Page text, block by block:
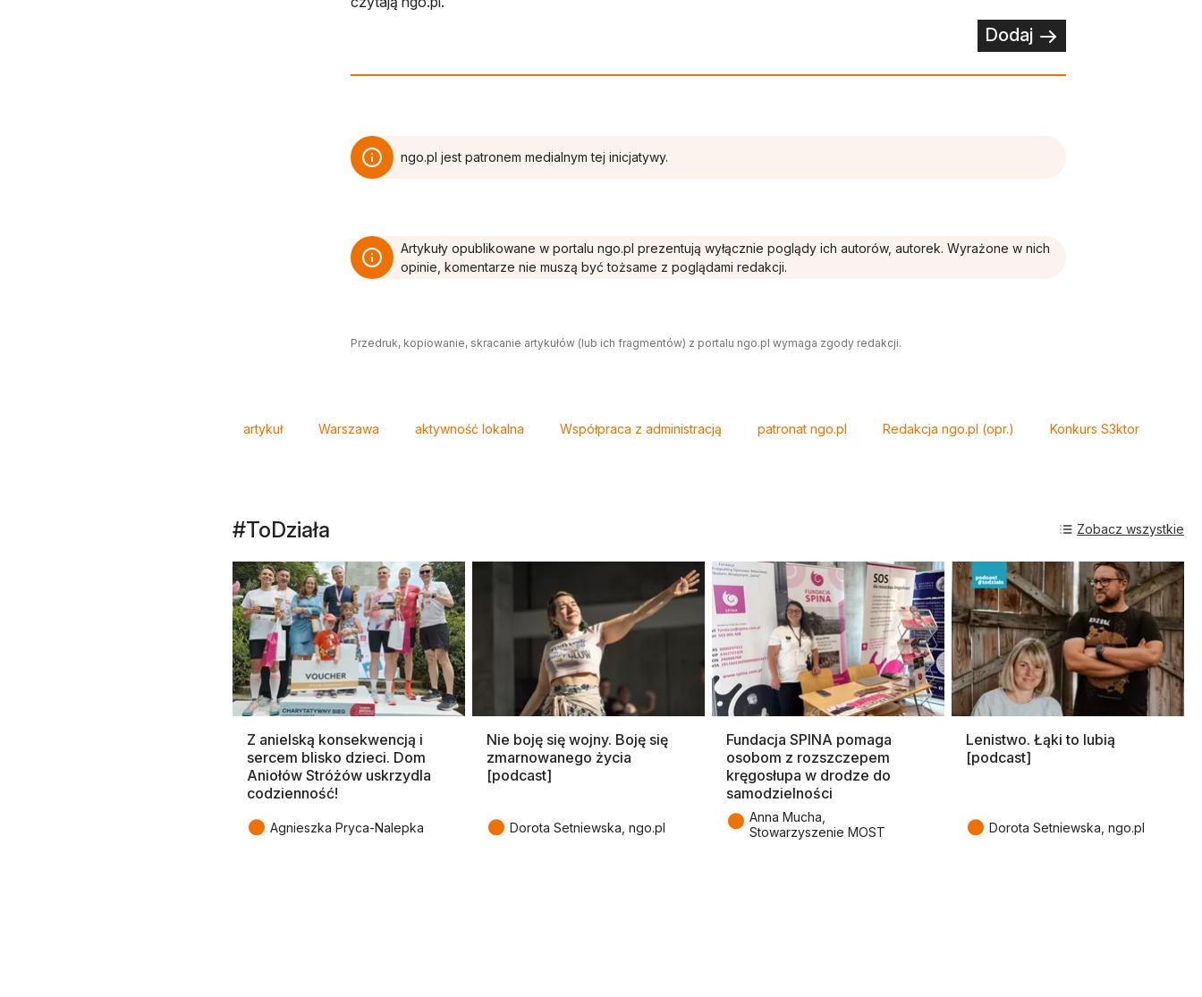
Dodaj
ngo.pl jest patronem medialnym tej inicjatywy.
Artykuły opublikowane w portalu ngo.pl prezentują wyłącznie poglądy ich autorów, autorek. Wyrażone w nich
opinie, komentarze nie muszą być tożsame z poglądami redakcji.
Przedruk, kopiowanie, skracanie artykułów (lub ich fragmentów) z portalu ngo.pl wymaga zgody redakcji.
artykuł Warszawa aktywność lokalna Współpraca z administracją patronat ngo.pl Redakcja ngo.pl (opr.) Konkurs S3ktor
#ToDziała
Z anielską konsekwencją i
sercem blisko dzieci. Dom
Aniołów Stróżów uskrzydla
codzienność!
● Agnieszka Pryca-Nalepka
Nie boję się wojny. Boję się
zmarnowanego życia
[podcast]
● Dorota Setniewska, ngo.pl
Fundacja SPINA pomaga
osobom z rozszczepem
kręgosłupa w drodze do
samodzielności
● Anna Mucha,
Stowarzyszenie MOST
Lenistwo. Łąki to lubią
[podcast]
● Dorota Setniewska, ngo.pl
Zobacz wszystkie